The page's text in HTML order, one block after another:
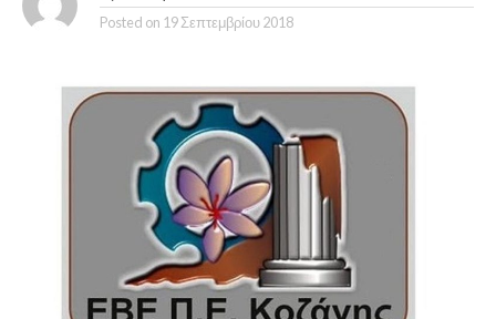
Posted on 19 Σεπτεμβρίου 2018